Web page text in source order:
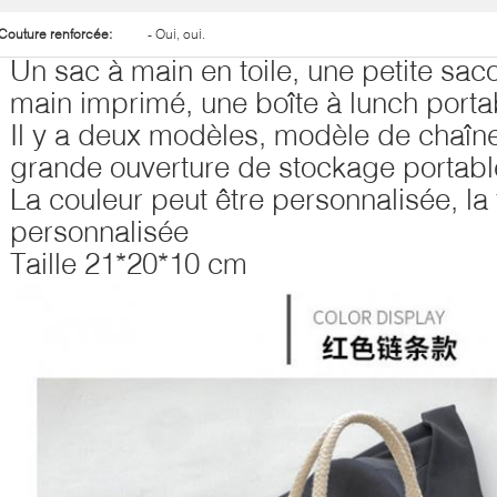
renforcée: - Oui, oui.
Un sac à main en toile, une petite
main imprimé, une boîte à lunch
Il y a deux modèles, modèle de
grande ouverture de stockage
La couleur peut être personnalisée,
personnalisée
Taille 21*20*10 cm